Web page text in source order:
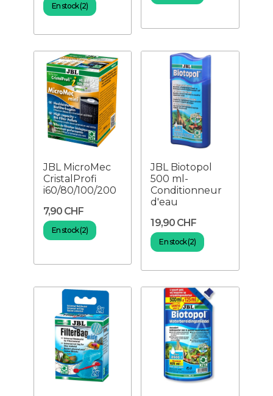
En stock (2)
JBL MicroMec
CristalProfi
i60/80/100/200
7,90 CHF
En stock (2)
JBL Biotopol
500 ml-
Conditionneur
d'eau
19,90 CHF
En stock (2)